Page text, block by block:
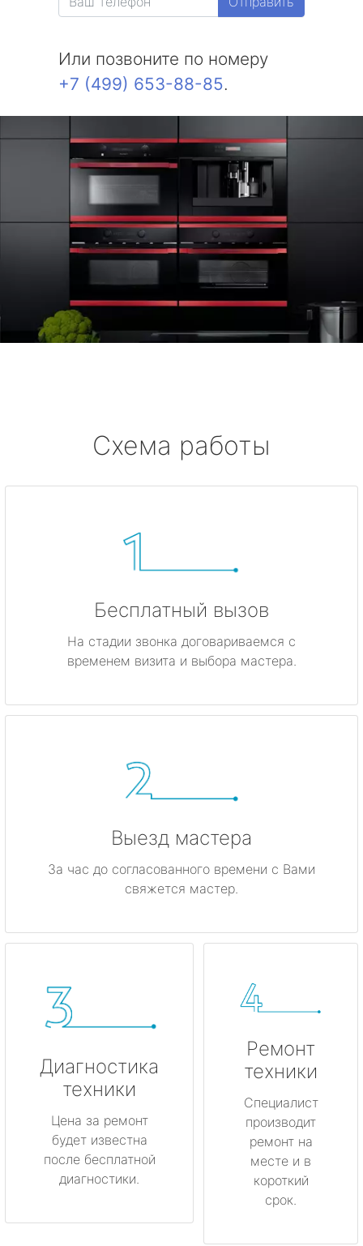
Или позвоните по номеру
+7 (499) 653-88-85.
Схема работы
Бесплатный вызов
На стадии звонка договариваемся с
временем визита и выбора мастера.
Выезд мастера
За час до согласованного времени с Вами
свяжется мастер.
Диагностика
техники
Цена за ремонт
будет известна
после бесплатной
диагностики.
Ремонт
техники
Специалист
производит
ремонт на
месте и в
короткий
срок.